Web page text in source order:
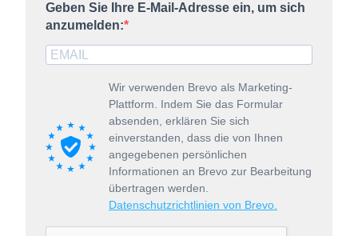
Geben Sie Ihre E-Mail-Adresse ein, um sich
anzumelden:
Wir verwenden Brevo als Marketing-
Plattform. Indem Sie das Formular
absenden, erklären Sie sich
einverstanden, dass die von Ihnen
angegebenen persönlichen
Informationen an Brevo zur Bearbeitung
übertragen werden.
Datenschutzrichtlinien von Brevo.